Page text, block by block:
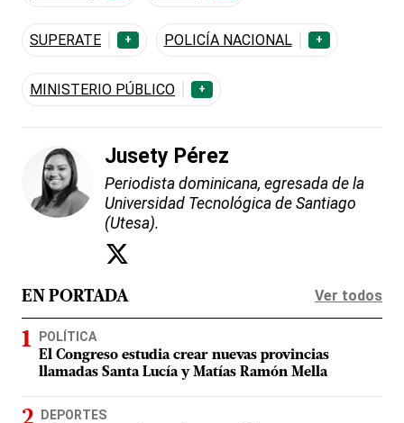
SUPERATE + POLICÍA NACIONAL +
MINISTERIO PÚBLICO +
Jusety Pérez
Periodista dominicana, egresada de la
Universidad Tecnológica de Santiago
(Utesa).
EN PORTADA Ver todos
POLÍTICA
El Congreso estudia crear nuevas provincias
llamadas Santa Lucía y Matías Ramón Mella
DEPORTES